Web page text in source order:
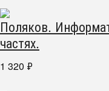
Поляков.
частях.
1 320 ₽